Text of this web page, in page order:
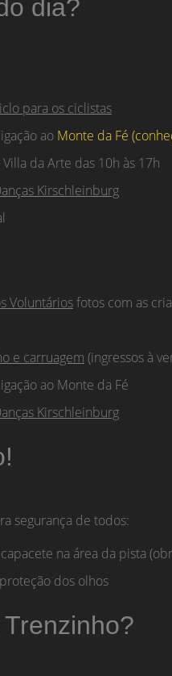
dia?
para os ciclistas
ao Monte da Fé
da Arte das 10h às 17h
Kirschleinburg
Voluntáriosfotos com as
e carruagem (ingressos à
ao Monte da Fé
Kirschleinburg
segurança de todos:
na área da pista
dos olhos